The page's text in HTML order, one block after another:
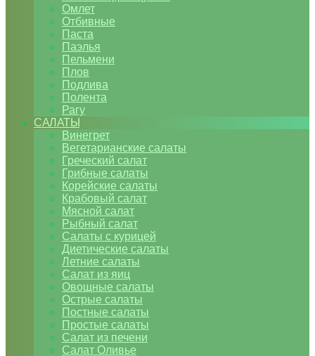
Омлет
Отбивные
Паста
Паэлья
Пельмени
Плов
Подлива
Полента
Рагу
САЛАТЫ
Винегрет
Вегетарианские салаты
Греческий салат
Грибные салаты
Корейские салаты
Крабовый салат
Мясной салат
Рыбный салат
Салаты с курицей
Диетические салаты
Летние салаты
Салат из яиц
Овощные салаты
Острые салаты
Постные салаты
Простые салаты
Салат из печени
Салат Оливье